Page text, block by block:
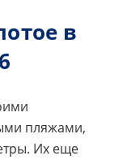
в
пляжами,
Их еще